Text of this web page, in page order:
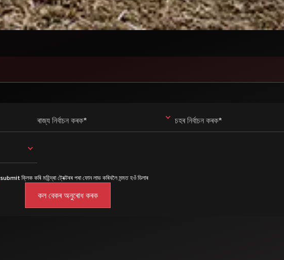
ৰাজ্য নিৰ্বাচন কৰক* চহৰ নিৰ্বাচন কৰক*
submit ক্লিক কৰি মহিন্দ্ৰা ট্ৰেক্টৰৰ পৰা ফোন লাভ কৰিবলৈ সন্মত হওঁ ডিলাৰ